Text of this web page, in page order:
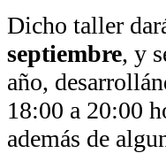
Dicho taller
septiembre, y
año,
18:00 a 20:00
además de